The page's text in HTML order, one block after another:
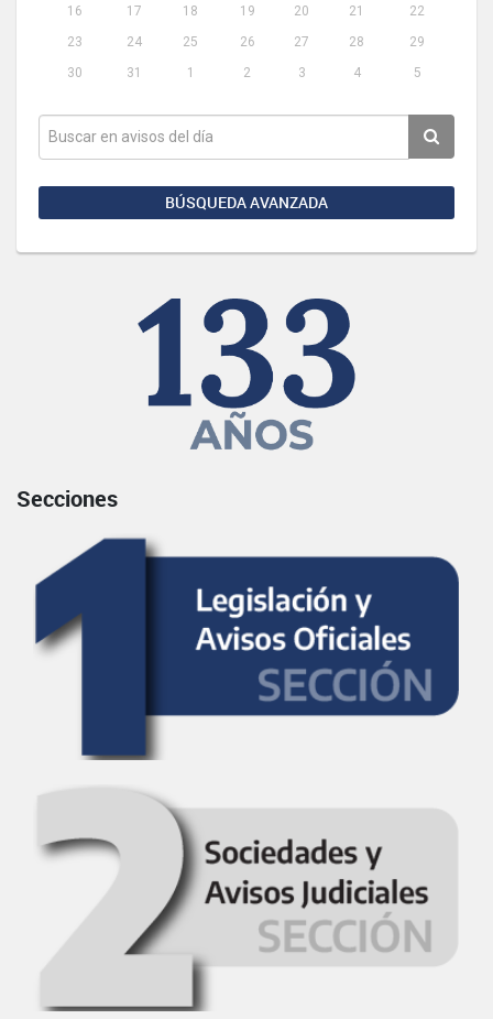
16
17 18 19 20 21
22
23
24 25 26 27 28
29
30
31 1 2 3 4 5
BÚSQUEDA AVANZADA
Secciones